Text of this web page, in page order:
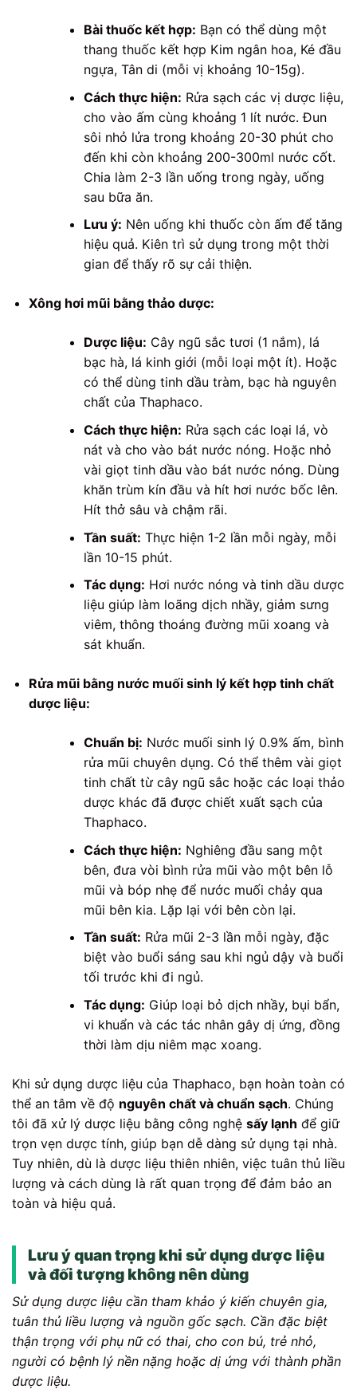
Bài thuốc kết hợp: Bạn có thể dùng một
thang thuốc kết hợp Kim ngân hoa, Ké đầu
ngựa, Tân di (mỗi vị khoảng 10-15g).
Cách thực hiện: Rửa sạch các vị dược liệu,
cho vào ấm cùng khoảng 1 lít nước. Đun
sôi nhỏ lửa trong khoảng 20-30 phút cho
đến khi còn khoảng 200-300ml nước cốt.
Chia làm 2-3 lần uống trong ngày, uống
sau bữa ăn.
Lưu ý: Nên uống khi thuốc còn ấm để tăng
hiệu quả. Kiên trì sử dụng trong một thời
gian để thấy rõ sự cải thiện.
Xông hơi mũi bằng thảo dược:
Dược liệu: Cây ngũ sắc tươi (1 nắm), lá
bạc hà, lá kinh giới (mỗi loại một ít). Hoặc
có thể dùng tinh dầu tràm, bạc hà nguyên
chất của Thaphaco.
Cách thực hiện: Rửa sạch các loại lá, vò
nát và cho vào bát nước nóng. Hoặc nhỏ
vài giọt tinh dầu vào bát nước nóng. Dùng
khăn trùm kín đầu và hít hơi nước bốc lên.
Hít thở sâu và chậm rãi.
Tần suất: Thực hiện 1-2 lần mỗi ngày, mỗi
lần 10-15 phút.
Tác dụng: Hơi nước nóng và tinh dầu dược
liệu giúp làm loãng dịch nhầy, giảm sưng
viêm, thông thoáng đường mũi xoang và
sát khuẩn.
Rửa mũi bằng nước muối sinh lý kết hợp tinh chất
dược liệu:
Chuẩn bị: Nước muối sinh lý 0.9% ấm, bình
rửa mũi chuyên dụng. Có thể thêm vài giọt
tinh chất từ cây ngũ sắc hoặc các loại thảo
dược khác đã được chiết xuất sạch của
Thaphaco.
Cách thực hiện: Nghiêng đầu sang một
bên, đưa vòi bình rửa mũi vào một bên lỗ
mũi và bóp nhẹ để nước muối chảy qua
mũi bên kia. Lặp lại với bên còn lại.
Tần suất: Rửa mũi 2-3 lần mỗi ngày, đặc
biệt vào buổi sáng sau khi ngủ dậy và buổi
tối trước khi đi ngủ.
Tác dụng: Giúp loại bỏ dịch nhầy, bụi bẩn,
vi khuẩn và các tác nhân gây dị ứng, đồng
thời làm dịu niêm mạc xoang.
Khi sử dụng dược liệu của Thaphaco, bạn hoàn toàn có
thể an tâm về độ nguyên chất và chuẩn sạch. Chúng
tôi đã xử lý dược liệu bằng công nghệ sấy lạnh để giữ
trọn vẹn dược tính, giúp bạn dễ dàng sử dụng tại nhà.
Tuy nhiên, dù là dược liệu thiên nhiên, việc tuân thủ liều
lượng và cách dùng là rất quan trọng để đảm bảo an
toàn và hiệu quả.
Lưu ý quan trọng khi sử dụng dược liệu
và đối tượng không nên dùng
Sử dụng dược liệu cần tham khảo ý kiến chuyên gia,
tuân thủ liều lượng và nguồn gốc sạch. Cần đặc biệt
thận trọng với phụ nữ có thai, cho con bú, trẻ nhỏ,
người có bệnh lý nền nặng hoặc dị ứng với thành phần
dược liệu.